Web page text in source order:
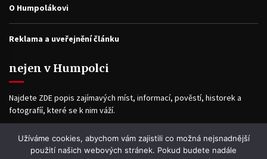
O Humpolákovi
Reklama a uveřejnění článku
nejen v Humpolci
Najdete ZDE popis zajímavých míst, informací, pověstí, historek a
fotografíí, které se k nim váží.
Facebook
Užíváme cookies, abychom vám zajistili co možná nejsnadnější
použití našich webových stránek. Pokud budete nadále